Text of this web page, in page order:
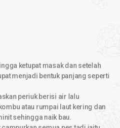
ketupat masak dan setelah
menjadi bentuk panjang seperti
periuk berisi air lalu
atau rumpai laut kering dan
sehingga naik bau.